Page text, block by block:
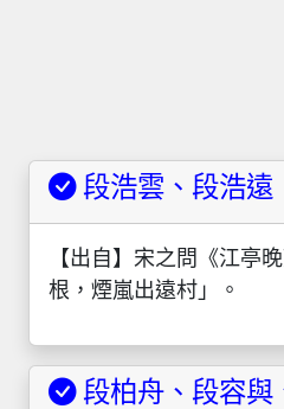
段浩雲、段浩遠
【出自】宋之問《江亭
根，煙嵐出遠村」。
段柏舟、段容與